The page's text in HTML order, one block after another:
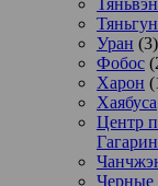
Тяньгун
Уран (3)
Фобос
Харон
Хаябуса
Центр